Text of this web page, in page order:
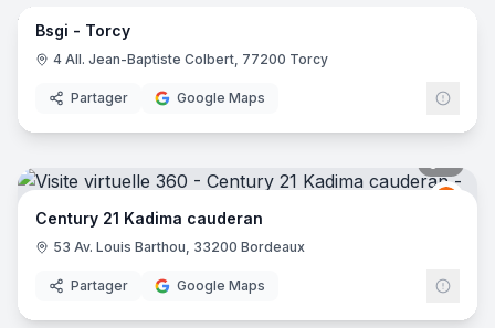
Bsgi - Torcy
4 All. Jean-Baptiste Colbert, 77200 Torcy
Partager Google Maps
Century 21 Kadima cauderan
53 Av. Louis Barthou, 33200 Bordeaux
Partager Google Maps